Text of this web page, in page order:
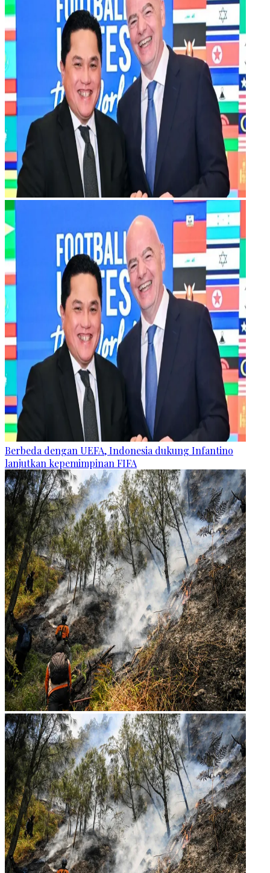
Berbeda dengan UEFA, Indonesia dukung Infantino
lanjutkan kepemimpinan FIFA